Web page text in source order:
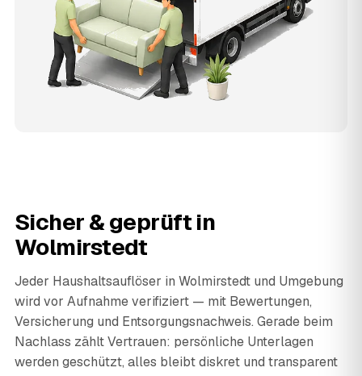
Sicher & geprüft in
Wolmirstedt
Jeder Haushaltsauflöser in Wolmirstedt und Umgebung
wird vor Aufnahme verifiziert — mit Bewertungen,
Versicherung und Entsorgungsnachweis. Gerade beim
Nachlass zählt Vertrauen: persönliche Unterlagen
werden geschützt, alles bleibt diskret und transparent